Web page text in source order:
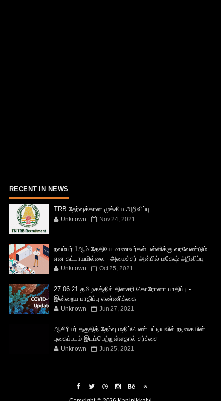
RECENT IN NEWS
TRB தேர்வுக்கான முக்கிய அறிவிப்பு
Unknown Nov 24, 2021
நவம்பர் 1ஆம் தேதியே மாணவர்கள் பள்ளிக்கு வரவேண்டும்
என கட்டாயமில்லை - அமைச்சர் அன்பில் மகேஷ் அறிவிப்பு
Unknown Oct 25, 2021
27.06.21 தமிழகத்தில் தினசரி கொரோனா பாதிப்பு -
இன்றைய பாதிப்பு எண்ணிக்கை
Unknown Jun 27, 2021
ஆசிரியர் தகுதித் தேர்வு மதிப்பெண் பட்டியலில் நடிகையின்
புகைப்படம் இடம்பெற்றுள்ளதால் சர்ச்சை
Unknown Jun 25, 2021